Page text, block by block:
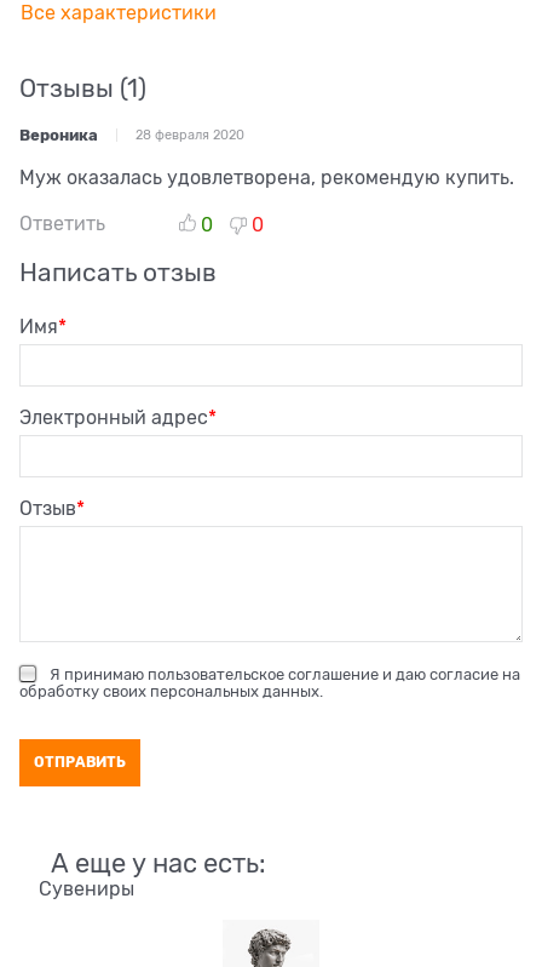
Все характеристики
Отзывы (1)
Вероника 28 февраля 2020
Муж оказалась удовлетворена, рекомендую купить.
Ответить 0 0
Написать отзыв
Имя
Электронный адрес
Отзыв
Я принимаю пользовательское соглашение и даю согласие на
обработку своих персональных данных.
А еще у нас есть:
Сувениры